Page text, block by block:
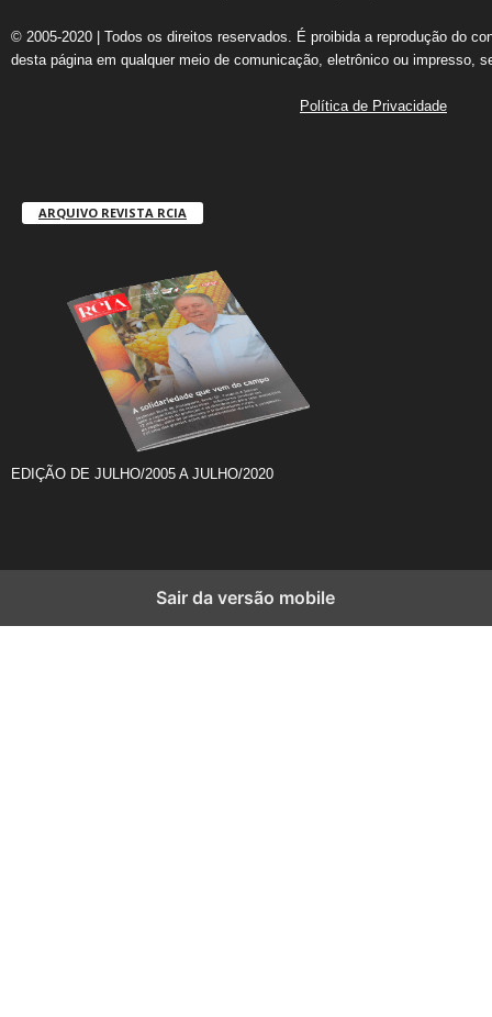
© 2005-2020 | Todos os direitos reservados. É proibida a reprodução do
desta página em qualquer meio de comunicação, eletrônico ou impresso,
Política de Privacidade
ARQUIVO REVISTA RCIA
EDIÇÃO DE JULHO/2005 A JULHO/2020
Sair da versão mobile